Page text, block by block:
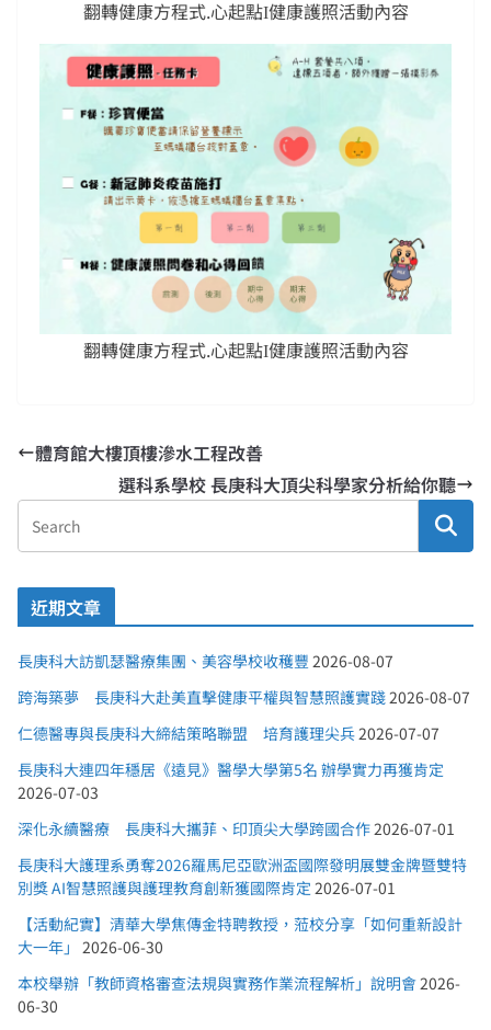
翻轉健康方程式.心起點Ι健康護照活動內容
翻轉健康方程式.心起點Ι健康護照活動內容
體育館大樓頂樓滲水工程改善
選科系學校 長庚科大頂尖科學家分析給你聽
近期文章
長庚科大訪凱瑟醫療集團、美容學校收穫豐 2026-08-07
跨海築夢 長庚科大赴美直擊健康平權與智慧照護實踐2026-08-07
仁德醫專與長庚科大締結策略聯盟 培育護理尖兵2026-07-07
長庚科大連四年穩居《遠見》醫學大學第5名 辦學實力再獲肯定
2026-07-03
深化永續醫療 長庚科大攜菲、印頂尖大學跨國合作2026-07-01
長庚科大護理系勇奪2026羅馬尼亞歐洲盃國際發明展雙金牌暨雙特
別獎 AI智慧照護與護理教育創新獲國際肯定 2026-07-01
【活動紀實】清華大學焦傳金特聘教授，蒞校分享「如何重新設計
大一年」 2026-06-30
本校舉辦「教師資格審查法規與實務作業流程解析」說明會2026-
06-30